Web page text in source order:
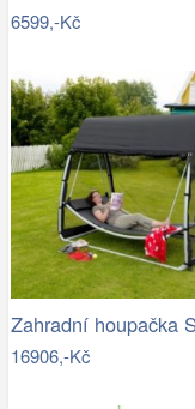
6599,-Kč
16906,-Kč